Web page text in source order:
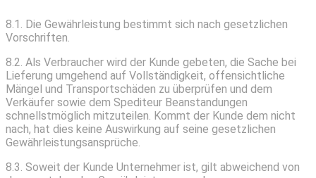
8.1. Die Gewährleistung bestimmt sich nach gesetzlichen
Vorschriften.
8.2. Als Verbraucher wird der Kunde gebeten, die Sache bei
Lieferung umgehend auf Vollständigkeit, offensichtliche
Mängel und Transportschäden zu überprüfen und dem
Verkäufer sowie dem Spediteur Beanstandungen
schnellstmöglich mitzuteilen. Kommt der Kunde dem nicht
nach, hat dies keine Auswirkung auf seine gesetzlichen
Gewährleistungsansprüche.
8.3. Soweit der Kunde Unternehmer ist, gilt abweichend von